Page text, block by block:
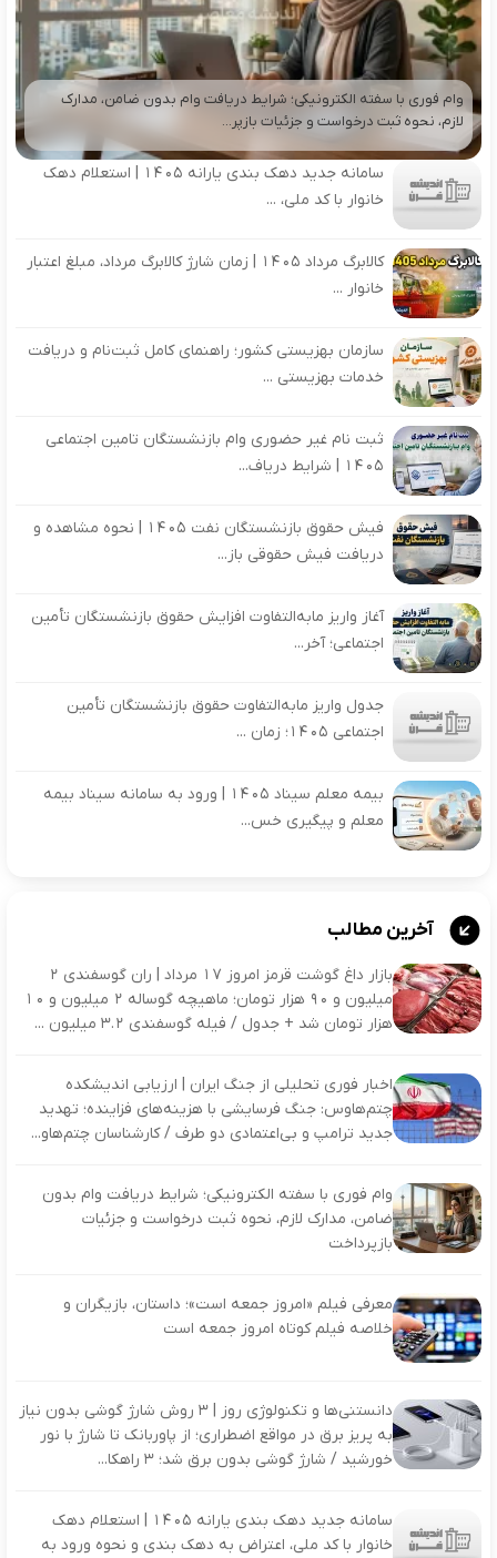
وام فوری با سفته الکترونیکی؛ شرایط دریافت وام بدون ضامن، مدارک
لازم، نحوه ثبت درخواست و جزئیات بازپر...
سامانه جدید دهک بندی یارانه ۱۴۰۵ | استعلام دهک
خانوار با کد ملی، ...
کالابرگ مرداد 1405 | زمان شارژ کالابرگ مرداد، مبلغ اعتبار
خانوار ...
سازمان بهزیستی کشور؛ راهنمای کامل ثبت‌نام و دریافت
خدمات بهزیستی ...
ثبت نام غیر حضوری وام بازنشستگان تامین اجتماعی
۱۴۰۵ | شرایط دریاف...
فیش حقوق بازنشستگان نفت ۱۴۰۵ | نحوه مشاهده و
دریافت فیش حقوقی باز...
آغاز واریز مابه‌التفاوت افزایش حقوق بازنشستگان تأمین
اجتماعی؛ آخر...
جدول واریز مابه‌التفاوت حقوق بازنشستگان تأمین
اجتماعی ۱۴۰۵؛ زمان ...
بیمه معلم سیناد ۱۴۰۵ | ورود به سامانه سیناد بیمه
معلم و پیگیری خس...
آخرین مطالب
بازار داغ گوشت قرمز امروز ۱۷ مرداد | ران گوسفندی ۲
میلیون و ۹۰ هزار تومان؛ ماهیچه گوساله ۲ میلیون و ۱۰
هزار تومان شد + جدول / فیله گوسفندی ۳.۲ میلیون ...
اخبار فوری تحلیلی از جنگ ایران | ارزیابی اندیشکده
چتم‌هاوس: جنگ فرسایشی با هزینه‌های فزاینده؛ تهدید
جدید ترامپ و بی‌اعتمادی دو طرف / کارشناسان چتم‌هاو...
وام فوری با سفته الکترونیکی؛ شرایط دریافت وام بدون
ضامن، مدارک لازم، نحوه ثبت درخواست و جزئیات
بازپرداخت
معرفی فیلم «امروز جمعه است»؛ داستان، بازیگران و
خلاصه فیلم کوتاه امروز جمعه است
دانستنی‌ها و تکنولوژی روز | ۳ روش شارژ گوشی بدون نیاز
به پریز برق در مواقع اضطراری؛ از پاوربانک تا شارژ با نور
خورشید / شارژ گوشی بدون برق شد؛ ۳ راهکا...
سامانه جدید دهک بندی یارانه ۱۴۰۵ | استعلام دهک
خانوار با کد ملی، اعتراض به دهک بندی و نحوه ورود به